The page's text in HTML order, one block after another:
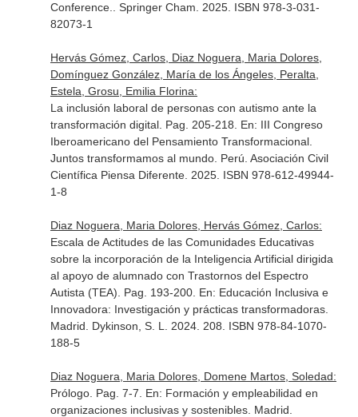
Conference.
. Springer Cham. 2025. ISBN 978-3-031-
82073-1
Hervás Gómez, Carlos, Diaz Noguera, Maria Dolores,
Domínguez González, María de los Ángeles, Peralta,
Estela, Grosu, Emilia Florina:
La inclusión laboral de personas con autismo ante la
transformación digital. Pag. 205-218. En: III Congreso
Iberoamericano del Pensamiento Transformacional.
Juntos transformamos al mundo. Perú. Asociación Civil
Científica Piensa Diferente. 2025. ISBN 978-612-49944-
1-8
Diaz Noguera, Maria Dolores, Hervás Gómez, Carlos:
Escala de Actitudes de las Comunidades Educativas
sobre la incorporación de la Inteligencia Artificial dirigida
al apoyo de alumnado con Trastornos del Espectro
Autista (TEA). Pag. 193-200. En: Educación Inclusiva e
Innovadora: Investigación y prácticas transformadoras.
Madrid. Dykinson, S. L. 2024. 208. ISBN 978-84-1070-
188-5
Diaz Noguera, Maria Dolores, Domene Martos, Soledad:
Prólogo. Pag. 7-7. En: Formación y empleabilidad en
organizaciones inclusivas y sostenibles. Madrid.